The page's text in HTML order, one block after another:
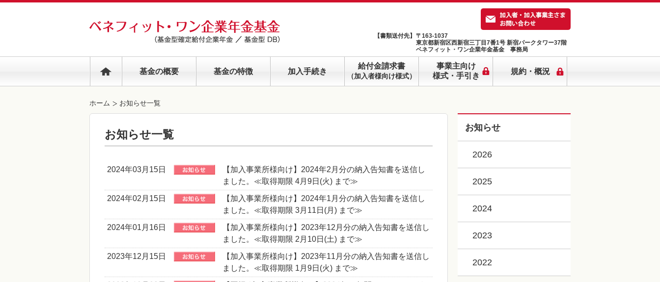
【書類送付先】 〒163-1037
東京都新宿区西新宿三丁目7番1号 新宿パークタワー37階
ベネフィット・ワン企業年金基金 事務局
基金の概要 基金の特徴 加入手続き
給付金請求書
（加入者様向け様式）
事業主向け
様式・手引き
規約・概況
ホーム お知らせ一覧
お知らせ一覧
2024年03月15日
【加入事業所様向け】2024年2月分の納入告知書を送信し
ました。≪取得期限 4月9日(火) まで≫
2024年02月15日
【加入事業所様向け】2024年1月分の納入告知書を送信し
ました。≪取得期限 3月11日(月) まで≫
2024年01月16日
【加入事業所様向け】2023年12月分の納入告知書を送信し
ました。≪取得期限 2月10日(土) まで≫
2023年12月15日
【加入事業所様向け】2023年11月分の納入告知書を送信し
ました。≪取得期限 1月9日(火) まで≫
お知らせ
2026
2025
2024
2023
2022